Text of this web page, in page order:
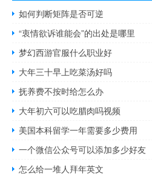
如何判断矩阵是否可逆
“衷情欲诉谁能会”的出处是哪里
梦幻西游官服什么职业好
大年三十早上吃菜汤好吗
抚养费不按时给怎么办
大年初六可以吃腊肉吗视频
美国本科留学一年需要多少费用
一个微信公众号可以添加多少好友
怎么给一堆人拜年英文